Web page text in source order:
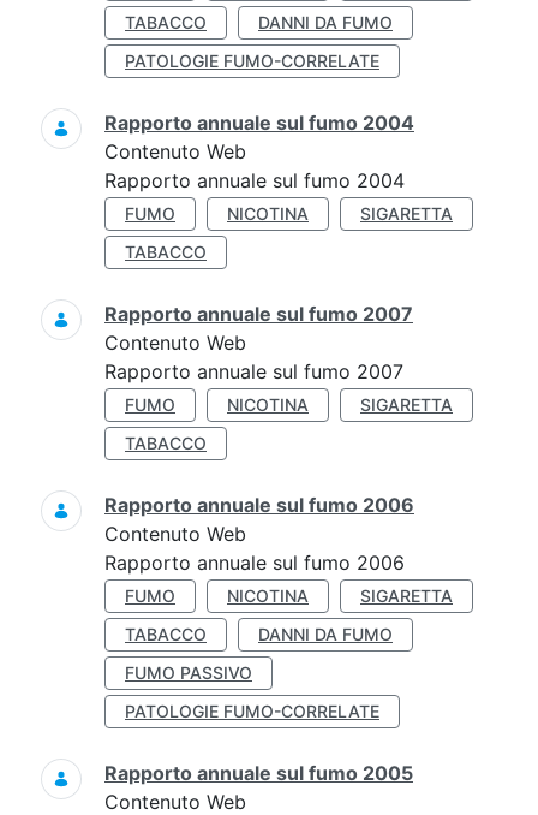
TABACCO
DANNI DA FUMO
PATOLOGIE FUMO-CORRELATE
Rapporto annuale sul fumo 2004
Contenuto Web
Rapporto annuale sul fumo 2004
FUMO NICOTINA
SIGARETTA
TABACCO
Rapporto annuale sul fumo 2007
Contenuto Web
Rapporto annuale sul fumo 2007
FUMO NICOTINA
SIGARETTA
TABACCO
Rapporto annuale sul fumo 2006
Contenuto Web
Rapporto annuale sul fumo 2006
FUMO NICOTINA
SIGARETTA
TABACCO
DANNI DA FUMO
FUMO PASSIVO
PATOLOGIE FUMO-CORRELATE
Rapporto annuale sul fumo 2005
Contenuto Web